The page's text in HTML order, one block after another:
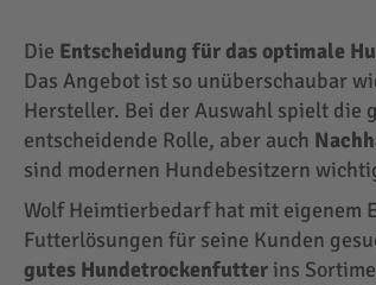
Die Entscheidung für das optimale
Das Angebot ist so unüberschaubar
Hersteller. Bei der Auswahl spielt die
entscheidende Rolle, aber auch
sind modernen Hundebesitzern
Wolf Heimtierbedarf hat mit
Futterlösungen für seine Kunden
gutes Hundetrockenfutter ins